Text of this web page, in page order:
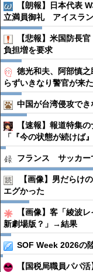
【朗報】日本代表
立満員御礼 アイスラ
【悲報】米国防長
負担増を要求
徳光和夫、阿部慎
らずいきなり警官が来
中国が台湾侵攻でき
【速報】報道特集
「『今の状態が続けば
フランス サッカー
【画像】男だらけ
エグかった
【画像】客「綾波
新劇場版？」→結果
SOF Week 2026の
【国税局職員パパ